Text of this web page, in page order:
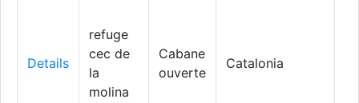
Details
refuge
cec de
la
molina
Cabane
ouverte
Catalonia